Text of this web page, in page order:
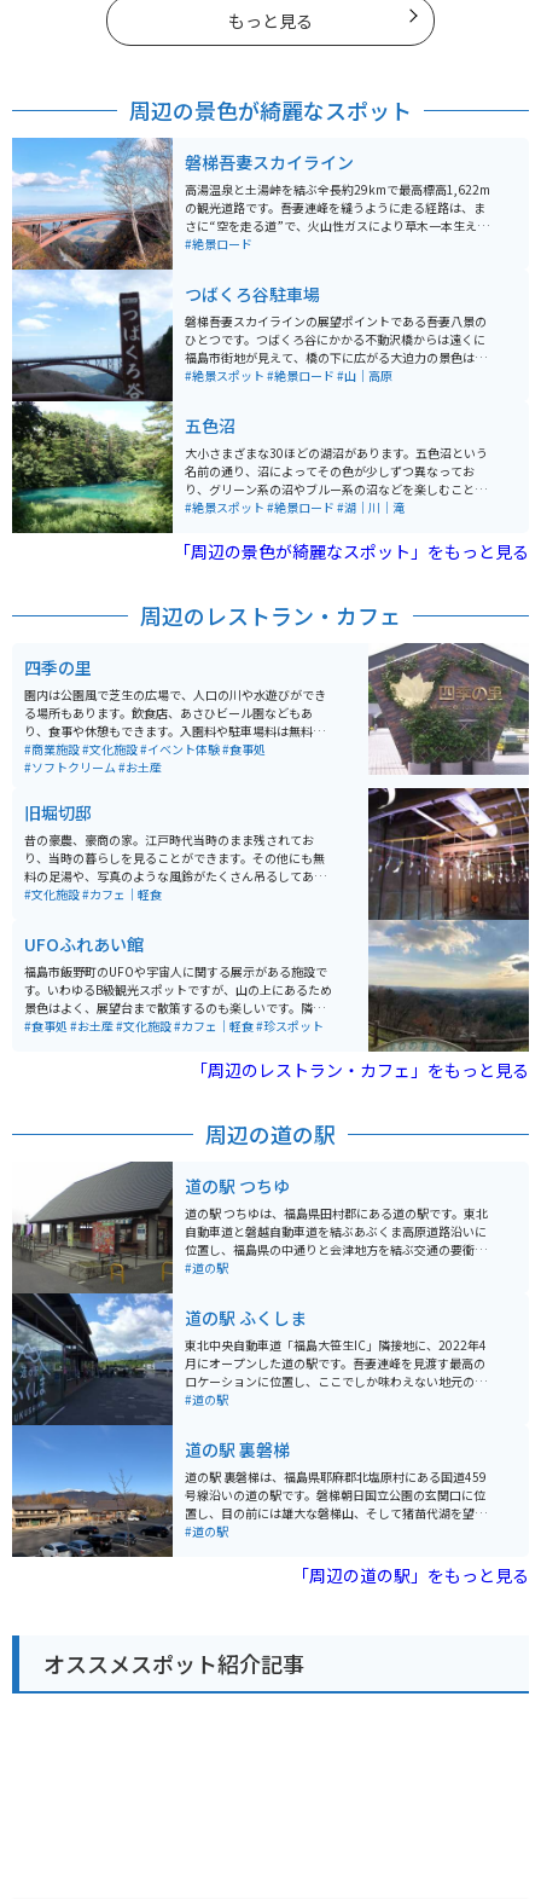
もっと見る
周辺の景色が綺麗なスポット
磐梯吾妻スカイライン
高湯温泉と土湯峠を結ぶ全長約29kmで最高標高1,622m
の観光道路です。吾妻連峰を縫うように走る経路は、ま
さに“空を走る道”で、火山性ガスにより草木一本生えて
ない荒野は、日本とは思えない雄大な絶景が広がってい
#絶景ロード
つばくろ谷駐車場
磐梯吾妻スカイラインの展望ポイントである吾妻八景の
ひとつです。つばくろ谷にかかる不動沢橋からは遠くに
福島市街地が見えて、橋の下に広がる大迫力の景色は見
応え満点です。特におすすめの季節は谷全体が色づく紅
れました。
#絶景スポット #絶景ロード #山｜高原
五色沼
大小さまざまな30ほどの湖沼があります。五色沼という
名前の通り、沼によってその色が少しずつ異なってお
り、グリーン系の沼やブルー系の沼などを楽しむことが
できます。 五色沼には、沼を順番に巡ることができるよ
色とりどりの沼を楽しみながら歩くことができるように
整備されています。散策路の両端にはレストハウスと駐
#絶景スポット #絶景ロード #湖｜川｜滝
「周辺の景色が綺麗なスポット」をもっと見る
周辺のレストラン・カフェ
四季の里
園内は公園風で芝生の広場で、人口の川や水遊びができ
る場所もあります。飲食店、あさひビール園などもあ
り、食事や休憩もできます。入園料や駐車場料は無料。
園外にはお土産店があり、店前の広場では午前中、おば
あちゃん達の朝市がたまに開催されています。
#商業施設#文化施設#イベント体験#食事処
#ソフトクリーム#お土産
旧堀切邸
昔の豪農、豪商の家。江戸時代当時のまま残されてお
り、当時の暮らしを見ることができます。その他にも無
料の足湯や、写真のような風鈴がたくさん吊るしてあっ
たりと、お金をかけずに楽しめる空間となってます。
#文化施設#カフェ｜軽食
UFOふれあい館
福島市飯野町のUFOや宇宙人に関する展示がある施設で
す。いわゆるB級観光スポットですが、山の上にあるため
景色はよく、展望台まで散策するのも楽しいです。隣接
する物産館内の食堂には人気のラーメンもあり、ドライ
#食事処 #お土産#文化施設#カフェ｜軽食#珍スポット
「周辺のレストラン・カフェ」をもっと見る
周辺の道の駅
道の駅 つちゆ
道の駅 つちゆは、福島県田村郡にある道の駅です。東北
自動車道と磐越自動車道を結ぶあぶくま高原道路沿いに
位置し、福島県の中通りと会津地方を結ぶ交通の要衝と
なっています。 道の駅 つちゆは、地元の農産物や特産品
や、新鮮な野菜を使った料理が人気です。また、地元の
工芸品や民芸品なども販売しており、お土産探しにも最
適です。バイクで訪れる場合、広々とした駐車場がある
ので安心して駐車できます。ツーリングの休憩場所とし
てもおすすめです。 周辺には、あぶくま洞や塔のへつ
ます。塔のへつりは、奇岩が連なる景勝地で、国の天然
記念物に指定されています。道の駅 つちゆは、これらの
観光スポットへのアクセスも良く、観光の拠点としても
最適です。
#道の駅
道の駅 ふくしま
東北中央自動車道「福島大笹生IC」隣接地に、2022年4
月にオープンした道の駅です。吾妻連峰を見渡す最高の
ロケーションに位置し、ここでしか味わえない地元のグ
ルメや産品が豊富にそろい、「屋内子ども遊び場」や、
完備しおり、バイオマス発電による電力を使用するな
ど、防災面を意識した環境にも優しい道の駅です。
#道の駅
道の駅 裏磐梯
道の駅 裏磐梯は、福島県耶麻郡北塩原村にある国道459
号線沿いの道の駅です。磐梯朝日国立公園の玄関口に位
置し、目の前には雄大な磐梯山、そして猪苗代湖を望む
絶景スポットとしても人気です。 地元の特産品を販売す
ン、そして磐梯山の噴火の歴史や自然について学べる展
示館などがあります。特に、裏磐梯ならではの新鮮な野
訪れる場合は、磐梯吾妻スカイラインや磐梯ゴールドラ
インなど、周辺には絶景のワインディングロードが数多
くあります。ツーリングの休憩場所としても最適です。
#道の駅
「周辺の道の駅」をもっと見る
オススメスポット紹介記事